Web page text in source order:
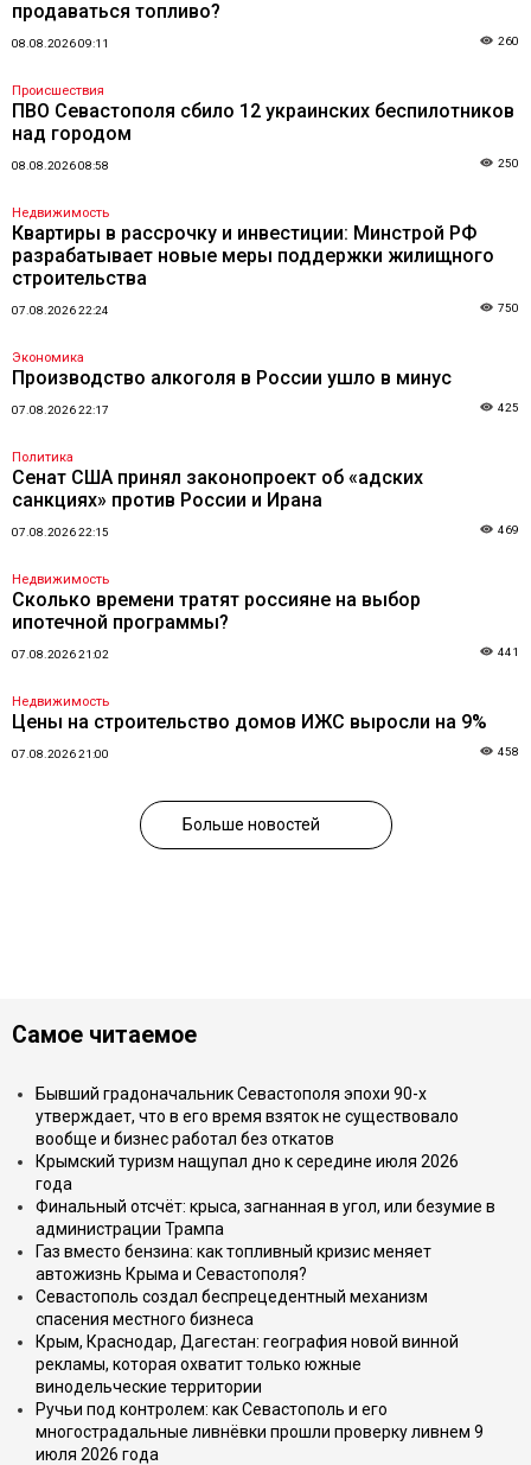
продаваться топливо?
08.08.2026 09:11 260
Происшествия
ПВО Севастополя сбило 12 украинских беспилотников
над городом
08.08.2026 08:58 250
Недвижимость
Квартиры в рассрочку и инвестиции: Минстрой РФ
разрабатывает новые меры поддержки жилищного
строительства
07.08.2026 22:24 750
Экономика
Производство алкоголя в России ушло в минус
07.08.2026 22:17 425
Политика
Сенат США принял законопроект об «адских
санкциях» против России и Ирана
07.08.2026 22:15 469
Недвижимость
Сколько времени тратят россияне на выбор
ипотечной программы?
07.08.2026 21:02 441
Недвижимость
Цены на строительство домов ИЖС выросли на 9%
07.08.2026 21:00 458
Больше новостей
Самое читаемое
Бывший градоначальник Севастополя эпохи 90-х
утверждает, что в его время взяток не существовало
вообще и бизнес работал без откатов
Крымский туризм нащупал дно к середине июля 2026
года
Финальный отсчёт: крыса, загнанная в угол, или безумие в
администрации Трампа
Газ вместо бензина: как топливный кризис меняет
автожизнь Крыма и Севастополя?
Севастополь создал беспрецедентный механизм
спасения местного бизнеса
Крым, Краснодар, Дагестан: география новой винной
рекламы, которая охватит только южные
винодельческие территории
Ручьи под контролем: как Севастополь и его
многострадальные ливнёвки прошли проверку ливнем 9
июля 2026 года